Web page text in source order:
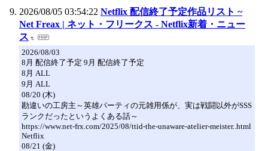
2026/08/05 03:54:22 Netflix 配信終了予定作品リスト ~
Net Freax | ネット・フリークス - Netflix新着・ニュー
ス
2026/08/03
8月 配信終了予定 9月 配信終了予定
8月 ALL
9月 ALL
08/20 (木)
勘違いの工房主～英雄パーティの元雑用係が、実は戦闘以外がSSS
ランクだったというよくある話～
https://www.net-frx.com/2025/08/ttid-the-unaware-atelier-meister..html
Netflix
08/21 (金)